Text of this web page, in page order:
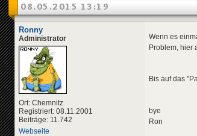
08.05.2015 13:19
Ronny
Administrator
Ort: Chemnitz
Registriert: 08.11.2001
Beiträge: 11.742
Webseite
Wenn es
Problem, hier
Bis auf das
bye
Ron